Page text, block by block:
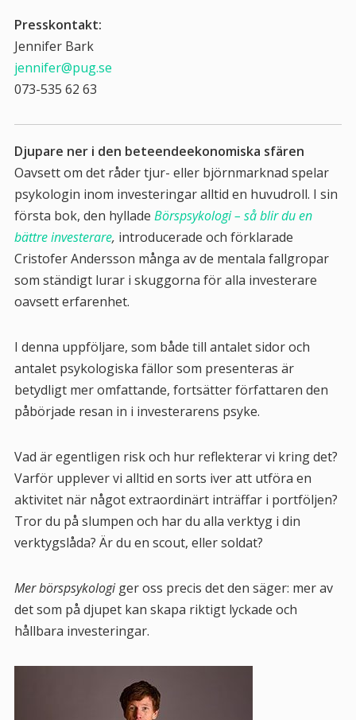
Presskontakt:
Jennifer Bark
jennifer@pug.se
073-535 62 63
Djupare ner i den beteendeekonomiska sfären
Oavsett om det råder tjur- eller björnmarknad spelar
psykologin inom investeringar alltid en huvudroll. I sin
första bok, den hyllade Börspsykologi – så blir du en
bättre investerare, introducerade och förklarade
Cristofer Andersson många av de mentala fallgropar
som ständigt lurar i skuggorna för alla investerare
oavsett erfarenhet.
I denna uppföljare, som både till antalet sidor och
antalet psykologiska fällor som presenteras är
betydligt mer omfattande, fortsätter författaren den
påbörjade resan in i investerarens psyke.
Vad är egentligen risk och hur reflekterar vi kring det?
Varför upplever vi alltid en sorts iver att utföra en
aktivitet när något extraordinärt inträffar i portföljen?
Tror du på slumpen och har du alla verktyg i din
verktygslåda? Är du en scout, eller soldat?
Mer börspsykologiger oss precis det den säger: mer av
det som på djupet kan skapa riktigt lyckade och
hållbara investeringar.